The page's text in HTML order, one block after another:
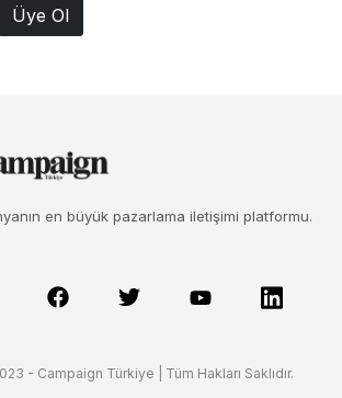
Üye Ol
en büyük pazarlama iletişimi platformu.
- Campaign Türkiye | Tüm Hakları Saklıdır.